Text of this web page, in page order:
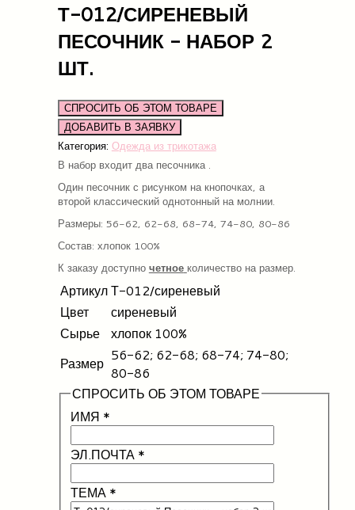
Т-012/СИРЕНЕВЫЙ
ПЕСОЧНИК - НАБОР 2
ШТ.
СПРОСИТЬ ОБ ЭТОМ ТОВАРЕ
Категория: Одежда из трикотажа
В набор входит два песочника .
Один песочник с рисунком на кнопочках, а
второй классический однотонный на молнии.
Размеры: 56-62, 62-68, 68-74, 74-80, 80-86
Состав: хлопок 100%
К заказу доступно четное количество на размер.
АртикулТ-012/сиреневый
Цвет
сиреневый
Сырье
хлопок 100%
Размер 56-62; 62-68; 68-74; 74-80;
80-86
СПРОСИТЬ ОБ ЭТОМ ТОВАРЕ
ИМЯ *
ЭЛ.ПОЧТА*
ТЕМА*